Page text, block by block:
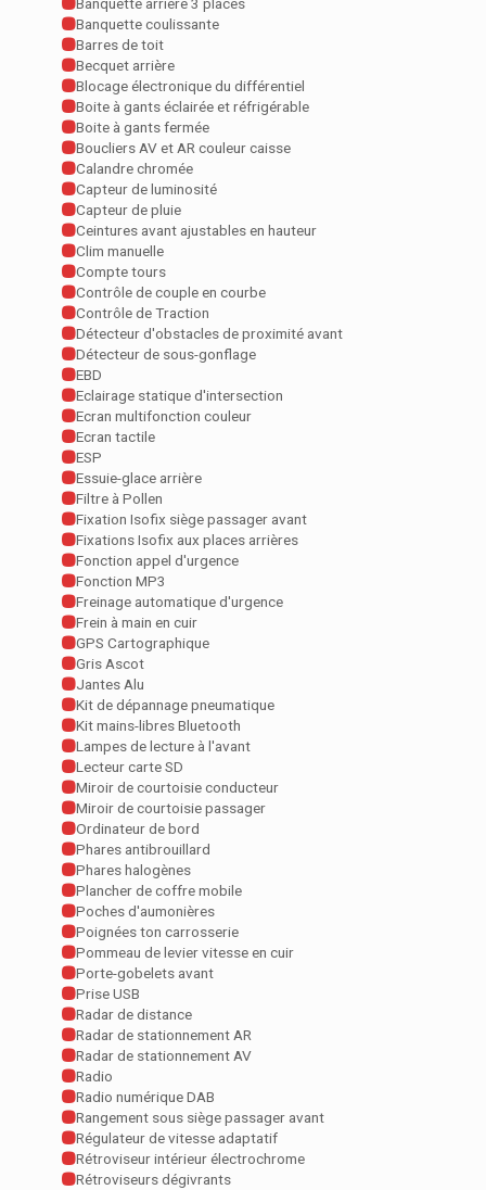
Banquette coulissante
Barres de toit
Becquet arrière
Blocage électronique du différentiel
Boite à gants éclairée et réfrigérable
Boite à gants fermée
Boucliers AV et AR couleur caisse
Calandre chromée
Capteur de luminosité
Capteur de pluie
Ceintures avant ajustables en hauteur
Clim manuelle
Compte tours
Contrôle de couple en courbe
Contrôle de Traction
Détecteur d'obstacles de proximité avant
Détecteur de sous-gonflage
EBD
Eclairage statique d'intersection
Ecran multifonction couleur
Ecran tactile
ESP
Essuie-glace arrière
Filtre à Pollen
Fixation Isofix siège passager avant
Fixations Isofix aux places arrières
Fonction appel d'urgence
Fonction MP3
Freinage automatique d'urgence
Frein à main en cuir
GPS Cartographique
Gris Ascot
Jantes Alu
Kit de dépannage pneumatique
Kit mains-libres Bluetooth
Lampes de lecture à l'avant
Lecteur carte SD
Miroir de courtoisie conducteur
Miroir de courtoisie passager
Ordinateur de bord
Phares antibrouillard
Phares halogènes
Plancher de coffre mobile
Poches d'aumonières
Poignées ton carrosserie
Pommeau de levier vitesse en cuir
Porte-gobelets avant
Prise USB
Radar de distance
Radar de stationnement AR
Radar de stationnement AV
Radio
Radio numérique DAB
Rangement sous siège passager avant
Régulateur de vitesse adaptatif
Rétroviseur intérieur électrochrome
Rétroviseurs dégivrants